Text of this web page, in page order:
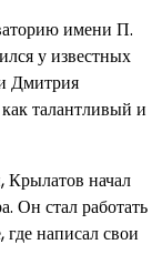
имени П.
у известных
Дмитрия
талантливый и
Крылатов начал
Он стал работать
написал свои